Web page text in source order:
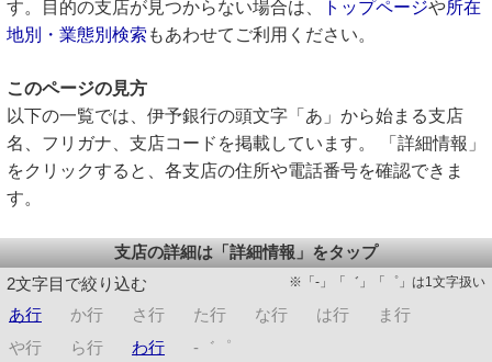
す。目的の支店が見つからない場合は、
トップページや所在
地別・業態別検索 もあわせてご利用ください。
このページの見方
以下の一覧では、伊予銀行の頭文字「あ」から始まる支店
名、フリガナ、支店コードを掲載しています。 「詳細情報」
をクリックすると、各支店の住所や電話番号を確認できま
す。
支店の詳細は「詳細情報」をタップ
2文字目で絞り込む
※「-」「゛」「゜」は1文字扱い
あ行 か行 さ行 た行 な行 は行
ま行
や行
ら行 わ行 -゛゜